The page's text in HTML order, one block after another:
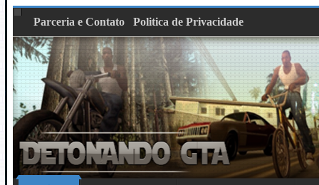
Parceria e Contato Politica de Privacidade